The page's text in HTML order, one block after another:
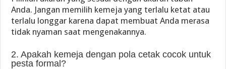
Anda. Jangan memilih kemeja yang terlalu ketat atau
terlalu longgar karena dapat membuat Anda merasa
tidak nyaman saat mengenakannya.
2. Apakah kemeja dengan pola cetak cocok untuk
pesta formal?